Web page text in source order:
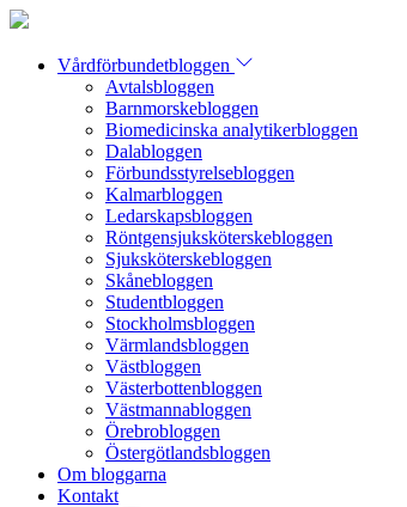
Vårdförbundetbloggen
Avtalsbloggen
Barnmorskebloggen
Biomedicinska analytikerbloggen
Dalabloggen
Förbundsstyrelsebloggen
Kalmarbloggen
Ledarskapsbloggen
Röntgensjuksköterskebloggen
Sjuksköterskebloggen
Skånebloggen
Studentbloggen
Stockholmsbloggen
Värmlandsbloggen
Västbloggen
Västerbottenbloggen
Västmannabloggen
Örebrobloggen
Östergötlandsbloggen
Om bloggarna
Kontakt